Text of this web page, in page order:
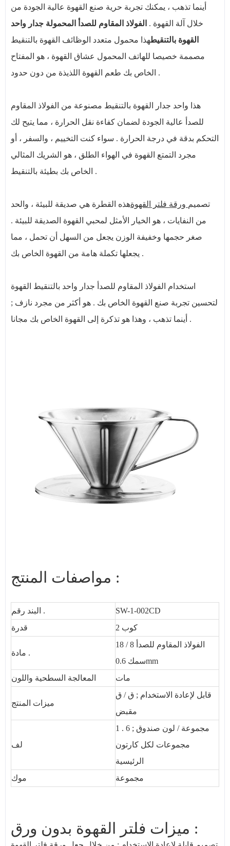
أينما تذهب ، يمكنك تجربة حرية صنع القهوة عالية الجودة من
خلال آلة القهوة . الفولاذ المقاوم للصدأ المحمولة جدار واحد
القهوة بالتنقيطهذا محمول متعدد الوظائف القهوة بالتنقيط
مصممة خصيصا للهاتف المحمول عشاق القهوة ، هو المفتاح
الخاص بك طعم القهوة اللذيذة من دون حدود .
هذا واحد جدار القهوة بالتنقيط مصنوعة من الفولاذ المقاوم
للصدأ عالية الجودة لضمان كفاءة نقل الحرارة ، مما يتيح لك
التحكم بدقة في درجة الحرارة . سواء كنت التخييم ، والسفر ، أو
مجرد التمتع القهوة في الهواء الطلق ، هو الشريك المثالي
الخاص بك بطيئة بالتنقيط .
تصميم ورقة فلتر القهوةهذه القطرة هي صديقة للبيئة ، والحد
من النفايات ، هو الخيار الأمثل لمحبي القهوة الصديقة للبيئة .
صغر حجمها وخفيفة الوزن يجعل من السهل أن تحمل ، مما
يجعلها تكملة هامة من القهوة الخاص بك .
استخدام الفولاذ المقاوم للصدأ جدار واحد بالتنقيط القهوة
لتحسين تجربة صنع القهوة الخاص بك . هو أكثر من مجرد نازف ;
أينما تذهب ، وهذا هو تذكرة إلى القهوة الخاص بك مجانا .
مواصفات المنتج :
البند رقم .
SW-1-002CD
قدرة
2 كوب
مادة .
18 / 8 الفولاذ المقاوم للصدأ
سمك 0.6mm
المعالجة السطحية واللون
مات
ميزات المنتج
قابل لإعادة الاستخدام ; ق / ق
مقبض
لف
1 . مجموعة / لون صندوق ; 6
مجموعات لكل كارتون
الرئيسية
موك
مجموعة
ميزات فلتر القهوة بدون ورق :